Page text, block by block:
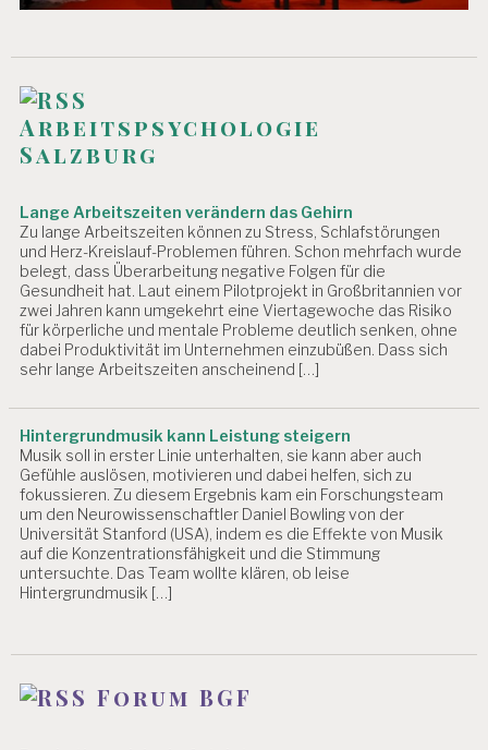
M
G
E
M
E
N
A
C
H
H
A
L
T
K
EI
T
S
-
B
E
R
E
R
Arbeitspsychologie
Salzburg
Lange Arbeitszeiten verändern das Gehirn
Zu lange Arbeitszeiten können zu Stress, Schlafstörungen
und Herz-Kreislauf-Problemen führen. Schon mehrfach wurde
belegt, dass Überarbeitung negative Folgen für die
Gesundheit hat. Laut einem Pilotprojekt in Großbritannien vor
zwei Jahren kann umgekehrt eine Viertagewoche das Risiko
für körperliche und mentale Probleme deutlich senken, ohne
dabei Produktivität im Unternehmen einzubüßen. Dass sich
sehr lange Arbeitszeiten anscheinend […]
Hintergrundmusik kann Leistung steigern
Musik soll in erster Linie unterhalten, sie kann aber auch
Gefühle auslösen, motivieren und dabei helfen, sich zu
fokussieren. Zu diesem Ergebnis kam ein Forschungsteam
um den Neurowissenschaftler Daniel Bowling von der
Universität Stanford (USA), indem es die Effekte von Musik
auf die Konzentrationsfähigkeit und die Stimmung
untersuchte. Das Team wollte klären, ob leise
Hintergrundmusik […]
Forum BGF